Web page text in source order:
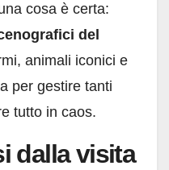
cosa è certa:
del
animali iconici e
per gestire tanti
tutto in caos.
dalla visita